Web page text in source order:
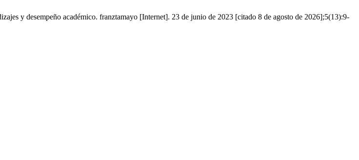
y desempeño académico. franztamayo [Internet]. 23 de junio de 2023 [citado 8 de agosto de 2026];5(13):9-